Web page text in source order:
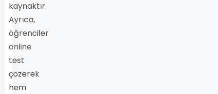
kaynaktır.
Ayrıca,
öğrenciler
online
test
çözerek
hem